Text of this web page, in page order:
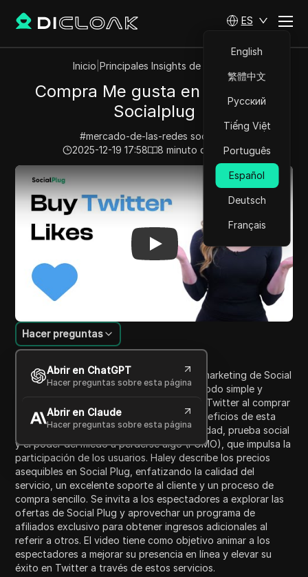
ES
English
繁體中文
Русский
Tiếng Việt
Português
Español
Deutsch
Français
Inicio Principales Insights de Videos
Compra Me gusta en Twitter -
Socialplug
#mercado-de-las-redes socialesi
2025-12-19 17:58
8 minuto de lectura
Play Video:Compra Me gusta en Twitter - Socialplug
Introducción al contenido
Hacer preguntas
Abrir en ChatGPT
Hacer preguntas sobre esta página
Abrir en Claude
Hacer preguntas sobre esta página
En este video, Haley, una especialista en marketing de Social
Plug, presenta a los espectadores un método simple y
efectivo para mejorar su participación en Twitter al comprar
"me gusta" en Twitter. Ella discute los beneficios de esta
estrategia, incluyendo una mayor credibilidad, prueba social
y el poder del miedo a perderse algo (FOMO), que impulsa la
participación de los usuarios. Haley describe los precios
asequibles en Social Plug, enfatizando la calidad del
servicio, un excelente soporte al cliente y un proceso de
compra sencillo. Se invita a los espectadores a explorar las
ofertas de Social Plug y aprovechar un programa de
afiliados exclusivo para obtener ingresos adicionales al
referir a otros. El video tiene como objetivo animar a los
espectadores a mejorar su presencia en línea y elevar su
éxito en Twitter a través de estos servicios.